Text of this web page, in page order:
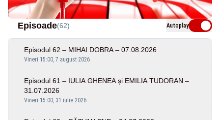
Episoade(62) Autoplay
Episodul 62 – MIHAI DOBRA – 07.08.2026
Vineri 15:00, 7 august 2026
Episodul 61 – IULIA GHENEA și EMILIA TUDORAN –
31.07.2026
Vineri 15:00, 31 iulie 2026